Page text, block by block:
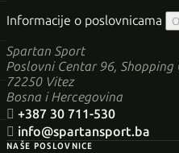
Informacije o poslovnicama
Spartan Sport
Poslovni Centar 96, Shopping
72250 Vitez
Bosna i Hercegovina
 +387 30 711-530
 info@spartansport.ba
NAŠE POSLOVNICE